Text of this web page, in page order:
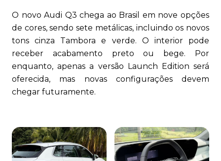
O novo Audi Q3 chega ao Brasil em nove opções
de cores, sendo sete metálicas, incluindo os novos
tons cinza Tambora e verde. O interior pode
receber acabamento preto ou bege. Por
enquanto, apenas a versão Launch Edition será
oferecida, mas novas configurações devem
chegar futuramente.